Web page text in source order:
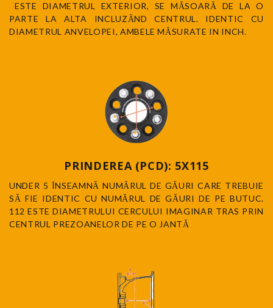
ESTE DIAMETRUL EXTERIOR, SE MĂSOARĂ DE LA O
PARTE LA ALTA INCLUZĂND CENTRUL. IDENTIC CU
DIAMETRUL ANVELOPEI, AMBELE MĂSURATE IN INCH.
PRINDEREA (PCD): 5X115
UNDER 5 ÎNSEAMNĂ NUMĂRUL DE GĂURI CARE TREBUIE
SĂ FIE IDENTIC CU NUMĂRUL DE GĂURI DE PE BUTUC.
112 ESTE DIAMETRULUI CERCULUI IMAGINAR TRAS PRIN
CENTRUL PREZOANELOR DE PE O JANTĂ